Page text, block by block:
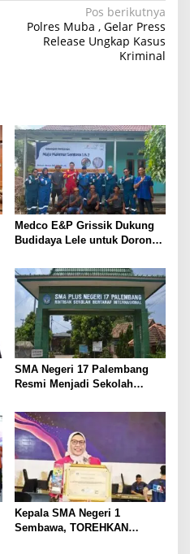
Pos berikutnya
Polres Muba , Gelar Press
Release Ungkap Kasus
Kriminal
Medco E&P Grissik Dukung
Budidaya Lele untuk Dorong
Masyarakat
SMA Negeri 17 Palembang
Resmi Menjadi Sekolah
Kepala SMA Negeri 1
Sembawa, TOREHKAN